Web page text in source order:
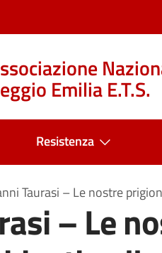
Emilia E.T.S.
Resistenza
Taurasi – Le nostre
– Le